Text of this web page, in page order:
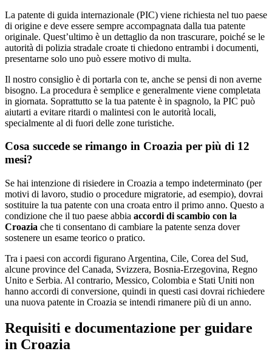
La patente di guida internazionale (PIC) viene richiesta nel tuo paese
di origine e deve essere sempre accompagnata dalla tua patente
originale. Quest’ultimo è un dettaglio da non trascurare, poiché se le
autorità di polizia stradale croate ti chiedono entrambi i documenti,
presentarne solo uno può essere motivo di multa.
Il nostro consiglio è di portarla con te, anche se pensi di non averne
bisogno. La procedura è semplice e generalmente viene completata
in giornata. Soprattutto se la tua patente è in spagnolo, la PIC può
aiutarti a evitare ritardi o malintesi con le autorità locali,
specialmente al di fuori delle zone turistiche.
Cosa succede se rimango in Croazia per più di 12
mesi?
Se hai intenzione di risiedere in Croazia a tempo indeterminato (per
motivi di lavoro, studio o procedure migratorie, ad esempio), dovrai
sostituire la tua patente con una croata entro il primo anno. Questo a
condizione che il tuo paese abbia accordi di scambio con la
Croazia che ti consentano di cambiare la patente senza dover
sostenere un esame teorico o pratico.
Tra i paesi con accordi figurano Argentina, Cile, Corea del Sud,
alcune province del Canada, Svizzera, Bosnia-Erzegovina, Regno
Unito e Serbia. Al contrario, Messico, Colombia e Stati Uniti non
hanno accordi di conversione, quindi in questi casi dovrai richiedere
una nuova patente in Croazia se intendi rimanere più di un anno.
Requisiti e documentazione per guidare
in Croazia